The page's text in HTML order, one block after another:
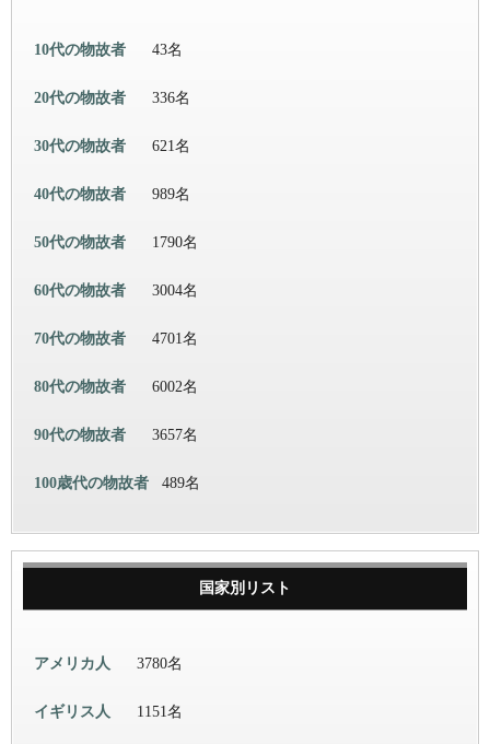
10代の物故者 43名
20代の物故者 336名
30代の物故者 621名
40代の物故者 989名
50代の物故者 1790名
60代の物故者 3004名
70代の物故者 4701名
80代の物故者 6002名
90代の物故者 3657名
100歳代の物故者 489名
国家別リスト
アメリカ人 3780名
イギリス人 1151名